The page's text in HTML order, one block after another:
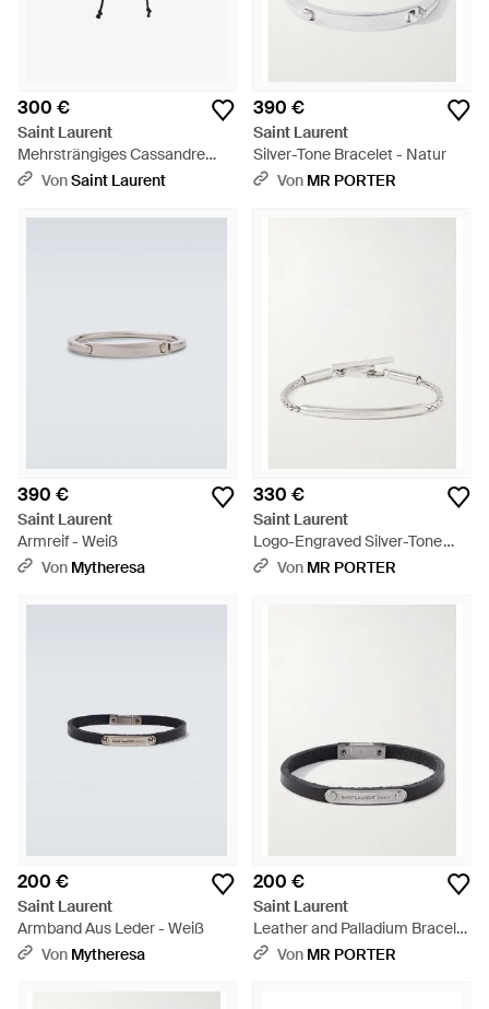
300 €
Saint Laurent
Mehrsträngiges Cassandre
Armband Aus Leder -
VonSaint Laurent
390 €
Saint Laurent
Silver-Tone Bracelet - Natur
Von MR PORTER
390 €
Saint Laurent
Armreif - Weiß
Von Mytheresa
330 €
Saint Laurent
Logo-Engraved Silver-Tone
Chain Bracelet - Natur
Von MR PORTER
200 €
Saint Laurent
Armband Aus Leder - Weiß
Von Mytheresa
200 €
Saint Laurent
Leather and Palladium Bracelet
- Schwarz
Von MR PORTER